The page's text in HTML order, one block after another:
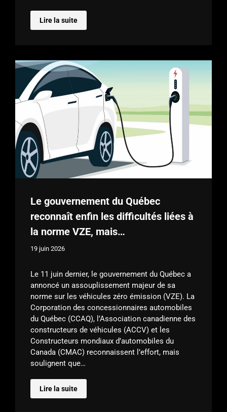
Lire la suite
Le gouvernement du Québec
reconnaît enfin les difficultés liées à
la norme VZE, mais…
19 juin 2026
Le 11 juin dernier, le gouvernement du Québec a
annoncé un assouplissement majeur de sa
norme sur les véhicules zéro émission (VZE). La
Corporation des concessionnaires automobiles
du Québec (CCAQ), l’Association canadienne des
constructeurs de véhicules (ACCV) et les
Constructeurs mondiaux d’automobiles du
Canada (CMAC) reconnaissent l’effort, mais
soulignent que…
Lire la suite